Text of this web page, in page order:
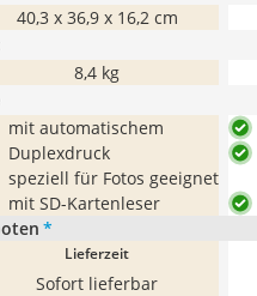
40,3 x 36,9 x 16,2 cm
8,4 kg
mit automatischem
Duplexdruck
speziell für Fotos geeignet
mit SD-Kartenleser
*
Lieferzeit
Sofort lieferbar